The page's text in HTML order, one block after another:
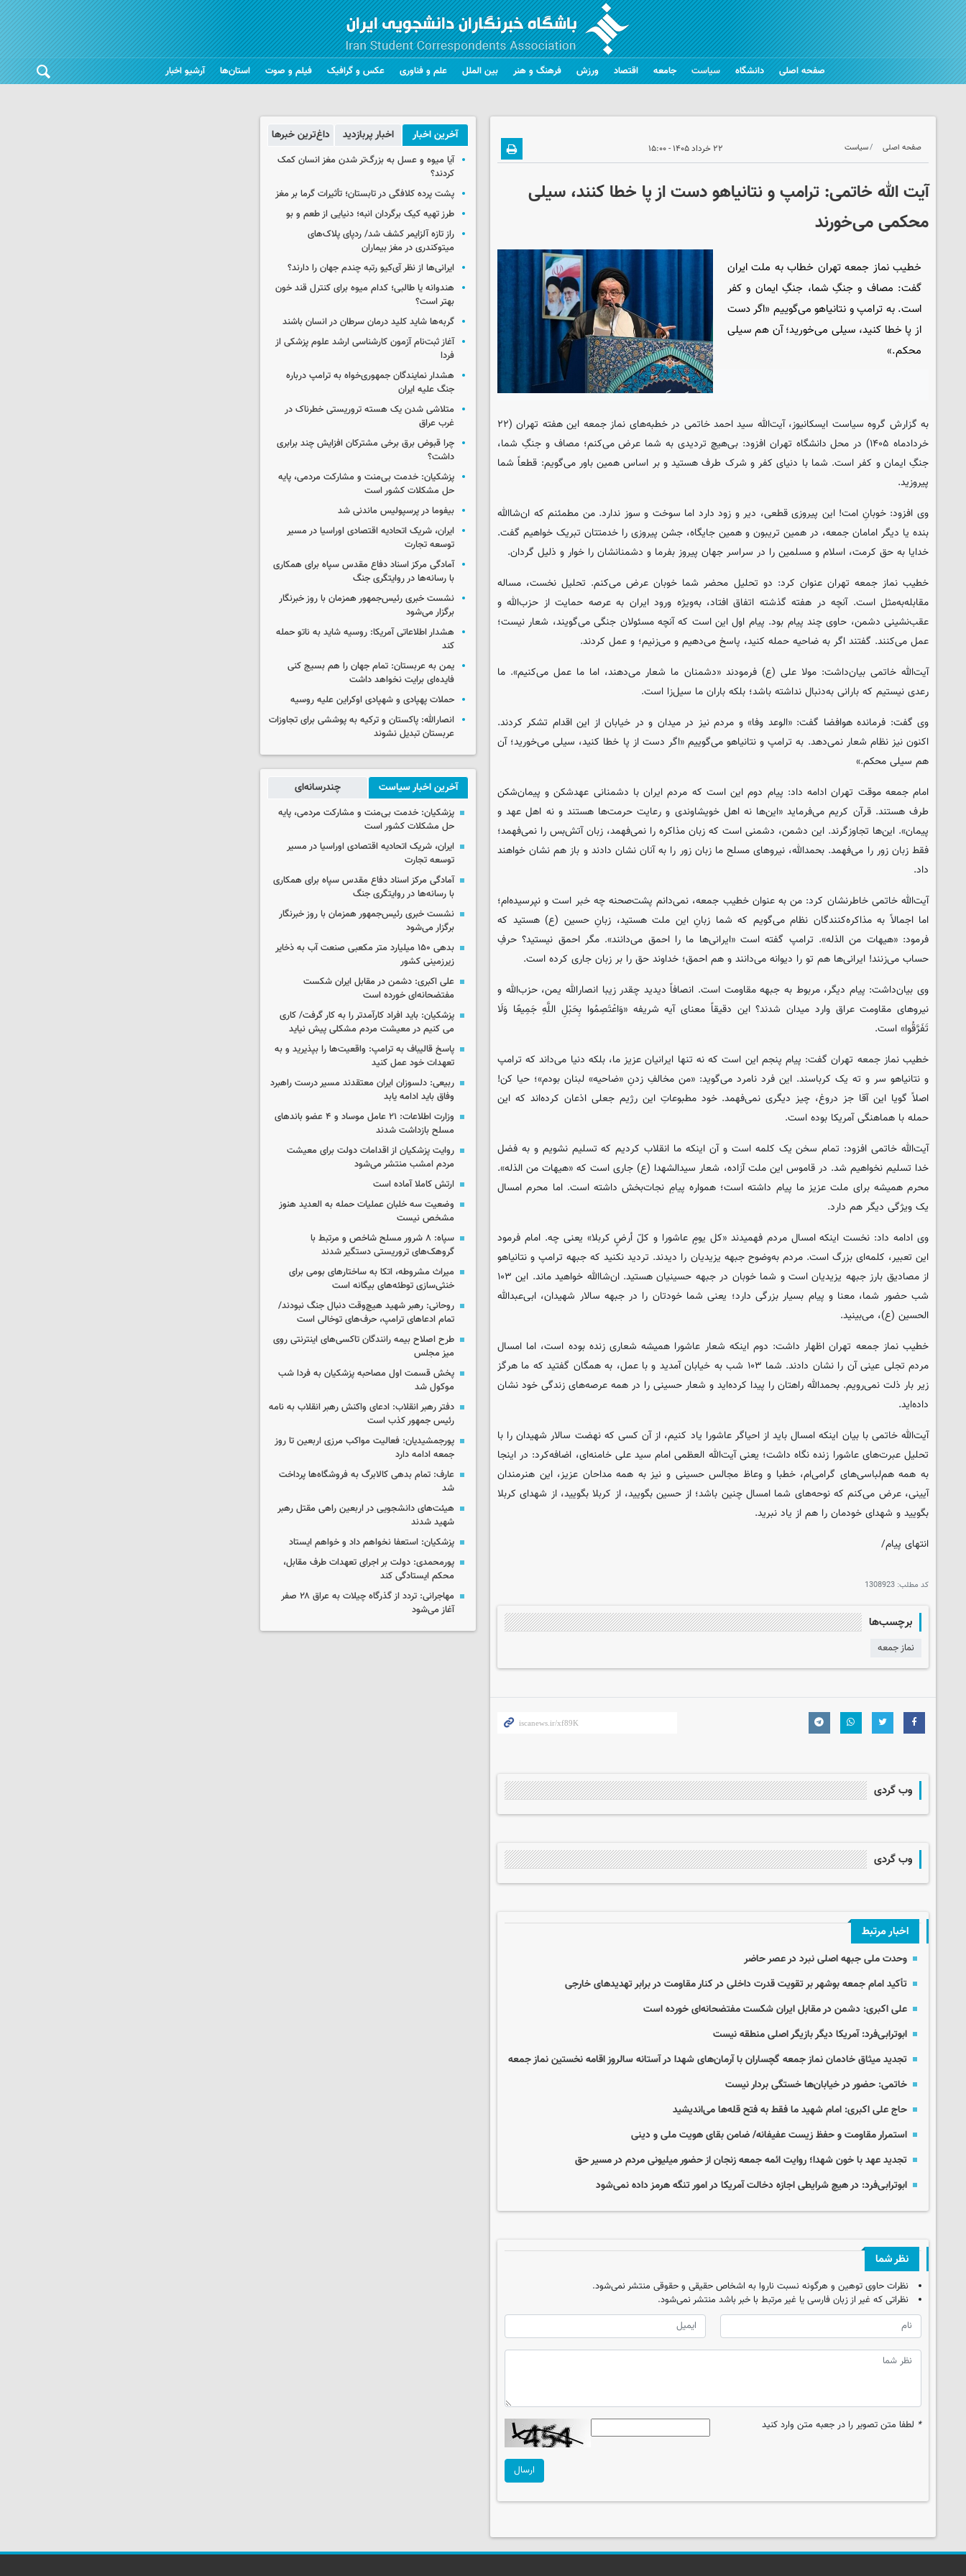
صفحه اصلی دانشگاه سیاست جامعه اقتصاد ورزش فرهنگ و هنر بین الملل علم و فناوری عکس و گرافیک فیلم و صوت استان‌ها آرشیو اخبار
صفحه اصلی سیاست ۲۲ خرداد ۱۴۰۵ - ۱۵:۰۰
آیت الله خاتمی: ترامپ و نتانیاهو دست از پا خطا کنند، سیلی
محکمی می‌خورند
خطیب نماز جمعه تهران خطاب به ملت ایران
گفت: مصاف و جنگِ شما، جنگِ ایمان و کفر
است. به ترامپ و نتانیاهو می‌گوییم «اگر دست
از پا خطا کنید، سیلی می‌خورید؛ آن هم سیلی
محکم.»
به گزارش گروه سیاست ایسکانیوز، آیت‌الله سید احمد خاتمی در خطبه‌های نماز جمعه این هفته تهران (۲۲
خردادماه ۱۴۰۵) در محل دانشگاه تهران افزود: بی‌هیچ تردیدی به شما عرض می‌کنم؛ مصاف و جنگِ شما،
جنگِ ایمان و کفر است. شما با دنیای کفر و شرک طرف هستید و بر اساس همین باور می‌گویم: قطعاً شما
پیروزید.
وی افزود: خوبانِ امت! این پیروزی قطعی، دیر و زود دارد اما سوخت و سوز ندارد. من مطمئنم که ان‌شاالله
بنده یا دیگر امامان جمعه، در همین تریبون و همین جایگاه، جشن پیروزی را خدمتتان تبریک خواهیم گفت.
خدایا به حق کرمت، اسلام و مسلمین را در سراسر جهان پیروز بفرما و دشمنانشان را خوار و ذلیل گردان.
خطیب نماز جمعه تهران عنوان کرد: دو تحلیل محضر شما خوبان عرض می‌کنم. تحلیل نخست، مساله
مقابله‌به‌مثل است. آنچه در هفته گذشته اتفاق افتاد، به‌ویژه ورود ایران به عرصه حمایت از حزب‌الله و
عقب‌نشینی دشمن، حاوی چند پیام بود. پیام اول این است که آنچه مسئولان جنگی می‌گویند، شعار نیست؛
عمل می‌کنند. گفتند اگر به ضاحیه حمله کنید، پاسخ می‌دهیم و می‌زنیم؛ و عمل کردند.
آیت‌الله خاتمی بیان‌داشت: مولا علی (ع) فرمودند «دشمنان ما شعار می‌دهند، اما ما عمل می‌کنیم». ما
رعدی نیستیم که بارانی به‌دنبال نداشته باشد؛ بلکه باران ما سیل‌زا است.
وی گفت: فرمانده هوافضا گفت: «الوعد وفا» و مردم نیز در میدان و در خیابان از این اقدام تشکر کردند.
اکنون نیز نظام شعار نمی‌دهد. به ترامپ و نتانیاهو می‌گوییم «اگر دست از پا خطا کنید، سیلی می‌خورید؛ آن
هم سیلی محکم.»
امام جمعه موقت تهران ادامه داد: پیام دوم این است که مردم ایران با دشمنانی عهدشکن و پیمان‌شکن
طرف‌ هستند. قرآن کریم می‌فرماید «این‌ها نه اهل خویشاوندی و رعایت حرمت‌ها هستند و نه اهل عهد و
پیمان». این‌ها تجاوزگرند. این دشمن، دشمنی است که زبان مذاکره را نمی‌فهمد، زبان آتش‌بس را نمی‌فهمد؛
فقط زبان زور را می‌فهمد. بحمدالله، نیروهای مسلح ما زبان زور را به آنان نشان دادند و باز هم نشان خواهند
داد.
آیت‌الله خاتمی خاطرنشان کرد: من به عنوان خطیب جمعه، نمی‌دانم پشت‌صحنه چه خبر است و نپرسیده‌ام؛
اما اجمالاً به مذاکره‌کنندگان نظام می‌گویم که شما زبانِ این ملت هستید، زبانِ حسین (ع) هستید که
فرمود: «هیهات من الذله». ترامپ گفته است «ایرانی‌ها ما را احمق می‌دانند». مگر احمق نیستید؟ حرفِ
حساب می‌زنند! ایرانی‌ها هم تو را دیوانه می‌دانند و هم احمق؛ خداوند حق را بر زبان جاری کرده است.
وی بیان‌داشت: پیام دیگر، مربوط به جبهه مقاومت است. انصافاً دیدید چقدر زیبا انصارالله یمن، حزب‌الله و
نیروهای مقاومت عراق وارد میدان شدند؟ این دقیقاً معنای آیه شریفه «وَاعْتَصِمُوا بِحَبْلِ اللَّهِ جَمِیعًا وَلَا
تَفَرَّقُوا» است.
خطیب نماز جمعه تهران گفت: پیام پنجم این است که نه تنها ایرانیان عزیز ما، بلکه دنیا می‌داند که ترامپ
و نتانیاهو سر و ته یک کرباسند. این فرد نامرد می‌گوید: «من مخالفِ زدنِ «ضاحیه» لبنان بودم»؛ حیا کن!
اصلاً گویا این آقا جز دروغ، چیز دیگری نمی‌فهمد. خود مطبوعاتِ این رژیم جعلی اذعان کرده‌اند که این
حمله با هماهنگی آمریکا بوده است.
آیت‌الله خاتمی افزود: تمام سخن یک کلمه است و آن اینکه ما انقلاب کردیم که تسلیم نشویم و به فضل
خدا تسلیم نخواهیم شد. در قاموس این ملت آزاده، شعار سیدالشهدا (ع) جاری است که «هیهات من الذله».
محرم همیشه برای ملت عزیز ما پیام داشته است؛ همواره پیامِ نجات‌بخش داشته است. اما محرم امسال
یک ویژگی دیگر هم دارد.
وی ادامه داد: نخست اینکه امسال مردم فهمیدند «کل یومٍ عاشورا و کلّ أرضٍ کربلا» یعنی چه. امام فرمود
این تعبیر، کلمه‌ای بزرگ است. مردم به‌وضوح جبهه یزیدیان را دیدند. تردید نکنید که جبهه ترامپ و نتانیاهو
از مصادیق بارز جبهه یزیدیان است و شما خوبان در جبهه حسینیان هستید. ان‌شاالله خواهید ماند. این ۱۰۳
شب حضور شما، معنا و پیام بسیار بزرگی دارد؛ یعنی شما خودتان را در جبهه سالار شهیدان، ابی‌عبدالله
الحسین (ع)، می‌بینید.
خطیب نماز جمعه تهران اظهار داشت: دوم اینکه شعار عاشورا همیشه شعاری زنده بوده است، اما امسال
مردم تجلی عینی آن را نشان دادند. شما ۱۰۳ شب به خیابان آمدید و با عمل، به همگان گفتید که ما هرگز
زیر بار ذلت نمی‌رویم. بحمدالله راهتان را پیدا کرده‌اید و شعار حسینی را در همه عرصه‌های زندگی خود نشان
داده‌اید.
آیت‌الله خاتمی با بیان اینکه امسال باید از احیاگر عاشورا یاد کنیم، از آن کسی که نهضت سالار شهیدان را با
تحلیل عبرت‌های عاشورا زنده نگاه داشت؛ یعنی آیت‌الله العظمی امام سید علی خامنه‌ای، اضافه‌کرد: در اینجا
به همه هم‌لباسی‌های گرامی‌ام، خطبا و وعاظ مجالس حسینی و نیز به همه مداحان عزیز، این هنرمندان
آیینی، عرض می‌کنم که نوحه‌های شما امسال چنین باشد؛ از حسین بگویید، از کربلا بگویید، از شهدای کربلا
بگویید و شهدای خودمان را هم از یاد نبرید.
انتهای پیام/
کد مطلب: 1308923
برچسب‌ها
نماز جمعه
وب گردی
وب گردی
اخبار مرتبط
وحدت ملی جبهه اصلی نبرد در عصر حاضر
تأکید امام جمعه بوشهر بر تقویت قدرت داخلی در کنار مقاومت در برابر تهدیدهای خارجی
علی اکبری: دشمن در مقابل ایران شکست مفتضحانه‌ای خورده است
ابوترابی‌فرد: آمریکا دیگر بازیگر اصلی منطقه نیست
تجدید میثاق خادمان نماز جمعه گچساران با آرمان‌های شهدا در آستانه سالروز اقامه نخستین نماز جمعه
خاتمی: حضور در خیابان‌ها خستگی بردار نیست
حاج علی اکبری: امام شهید ما فقط به فتح قله‌ها می‌اندیشید
استمرار مقاومت و حفظ زیست عفیفانه/ ضامن بقای هویت ملی و دینی
تجدید عهد با خون شهدا؛ روایت ائمه جمعه زنجان از حضور میلیونی مردم در مسیر حق
ابوترابی‌فرد: در هیچ شرایطی اجازه دخالت آمریکا در امور تنگه هرمز داده نمی‌شود
نظر شما
نظرات حاوی توهین و هرگونه نسبت ناروا به اشخاص حقیقی و حقوقی منتشر نمی‌شود.
نظراتی که غیر از زبان فارسی یا غیر مرتبط با خبر باشد منتشر نمی‌شود.
* لطفا متن تصویر را در جعبه متن وارد کنید
ارسال
آخرین اخبار اخبار پربازدید داغ‌ترین خبرها
آیا میوه و عسل به بزرگ‌تر شدن مغز انسان کمک
کردند؟
پشت پرده کلافگی در تابستان؛ تأثیرات گرما بر مغز
طرز تهیه کیک برگردان انبه؛ دنیایی از طعم و بو
راز تازه آلزایمر کشف شد/ ردپای پلاک‌های
میتوکندری در مغز بیماران
ایرانی‌ها از نظر آی‌کیو رتبه چندم جهان را دارند؟
هندوانه یا طالبی؛ کدام‌ میوه برای کنترل قند خون
بهتر است؟
گربه‌ها شاید کلید درمان سرطان در انسان باشند
آغاز ثبت‌نام‌ آزمون کارشناسی ارشد علوم پزشکی از
فردا
هشدار نمایندگان جمهوری‌خواه به ترامپ درباره
جنگ علیه ایران
متلاشی شدن یک هسته تروریستی خطرناک در
غرب عراق
چرا قبوض برق برخی مشترکان افزایش چند برابری
داشت؟
پزشکیان: خدمت بی‌منت و مشارکت مردمی، پایه
حل مشکلات کشور است
بیفوما در پرسپولیس ماندنی شد
ایران، شریک اتحادیه اقتصادی اوراسیا در مسیر
توسعه تجارت
آمادگی مرکز اسناد دفاع مقدس سپاه برای همکاری
با رسانه‌ها در روایتگری جنگ
نشست خبری رئیس‌جمهور همزمان با روز خبرنگار
برگزار می‌شود
هشدار اطلاعاتی آمریکا: روسیه شاید به ناتو حمله
کند
یمن به عربستان: تمام جهان را هم بسیج کنی
فایده‌ای برایت نخواهد داشت
حملات پهپادی و شهپادی اوکراین علیه روسیه
انصارالله: پاکستان و ترکیه به پوششی برای تجاوزات
عربستان تبدیل نشوند
آخرین اخبار سیاست چندرسانه‌ای
پزشکیان: خدمت بی‌منت و مشارکت مردمی، پایه
حل مشکلات کشور است
ایران، شریک اتحادیه اقتصادی اوراسیا در مسیر
توسعه تجارت
آمادگی مرکز اسناد دفاع مقدس سپاه برای همکاری
با رسانه‌ها در روایتگری جنگ
نشست خبری رئیس‌جمهور همزمان با روز خبرنگار
برگزار می‌شود
بدهی ۱۵۰ میلیارد متر مکعبی صنعت آب به ذخایر
زیرزمینی کشور
علی اکبری: دشمن در مقابل ایران شکست
مفتضحانه‌ای خورده است
پزشکیان: باید افراد کارآمدتر را به کار گرفت/ کاری
می کنیم در معیشت مردم مشکلی پیش نیاید
پاسخ قالیباف به ترامپ: واقعیت‌ها را بپذیرید و به
تعهدات خود عمل کنید
ربیعی: دلسوزان ایران معتقدند مسیر درست راهبرد
وفاق باید ادامه یابد
وزارت اطلاعات: ۲۱ عامل موساد و ۴ عضو باندهای
مسلح بازداشت شدند
روایت پزشکیان از اقدامات دولت برای معیشت
مردم امشب منتشر می‌شود
ارتش کاملا آماده است
وضعیت سه خلبان عملیات حمله به العدید هنوز
مشخص نیست
سپاه: ۸ شرور مسلح شاخص و مرتبط با
گروهک‌های تروریستی دستگیر شدند
میراث مشروطه، اتکا به ساختارهای بومی برای
خنثی‌سازی توطئه‌های بیگانه است
روحانی: رهبر شهید هیچ‌وقت دنبال جنگ نبودند/
تمام ادعاهای ترامپ، حرف‌های توخالی است
طرح اصلاح بیمه رانندگان تاکسی‌های اینترنتی روی
میز مجلس
پخش قسمت اول مصاحبه پزشکیان به فردا شب
موکول شد
دفتر رهبر انقلاب: ادعای واکنش رهبر انقلاب به نامه
رئیس جمهور کذب است
پورجمشیدیان: فعالیت مواکب مرزی اربعین تا روز
جمعه ادامه دارد
عارف: تمام بدهی کالابرگ به فروشگاه‌ها پرداخت
شد
هیئت‌های دانشجویی در اربعین راهی مقتل رهبر
شهید شدند
پزشکیان: استعفا نخواهم داد و خواهم ایستاد
پورمحمدی: دولت بر اجرای تعهدات طرف مقابل،
محکم ایستادگی کند
مهاجرانی: تردد از گذرگاه چیلات به عراق ۲۸ صفر
آغاز می‌شود